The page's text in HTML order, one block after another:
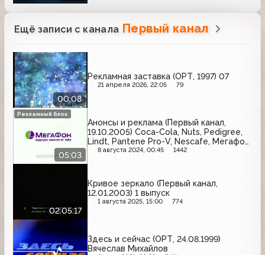
Ещё записи с канала Первый канал
00:08
Рекламная заставка (ОРТ, 1997) 07
21 апреля 2026, 22:05 79
05:03
Анонсы и реклама (Первый канал,
19.10.2005) Coca-Cola, Nuts, Pedigree,
Lindt, Pantene Pro-V, Nescafe, Мегафон,
Snickers, Schauma, Россия - щедрая
8 августа 2024, 00:45 1442
Рекламный блок
02:05:17
Кривое зеркало (Первый канал,
12.01.2003) 1 выпуск
1 августа 2025, 15:00 774
Здесь и сейчас (ОРТ, 24.08.1999)
Вячеслав Михайлов